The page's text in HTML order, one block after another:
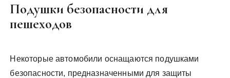
Подушки безопасности для
пешеходов
Некоторые автомобили оснащаются подушками
безопасности, предназначенными для защиты